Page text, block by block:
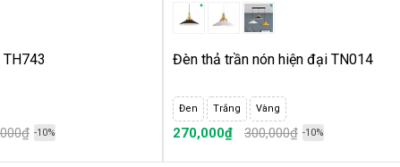
-10%
Đèn thả trần nón hiện đại TN014
Đen Trắng Vàng
270,000₫ 300,000₫ -10%